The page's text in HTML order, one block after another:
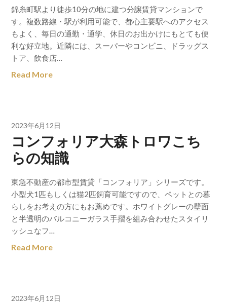
錦糸町駅より徒歩10分の地に建つ分譲賃貸マンションで
す。複数路線・駅が利用可能で、都心主要駅へのアクセス
もよく、毎日の通勤・通学、休日のお出かけにもとても便
利な好立地。近隣には、スーパーやコンビニ、ドラッグス
トア、飲食店…
Read More
2023年6月12日
コンフォリア大森トロワこち
らの知識
東急不動産の都市型賃貸「コンフォリア」シリーズです。
小型犬1匹もしくは猫2匹飼育可能ですので、ペットとの暮
らしをお考えの方にもお薦めです。ホワイトグレーの壁面
と半透明のバルコニーガラス手摺を組み合わせたスタイリ
ッシュなフ…
Read More
2023年6月12日